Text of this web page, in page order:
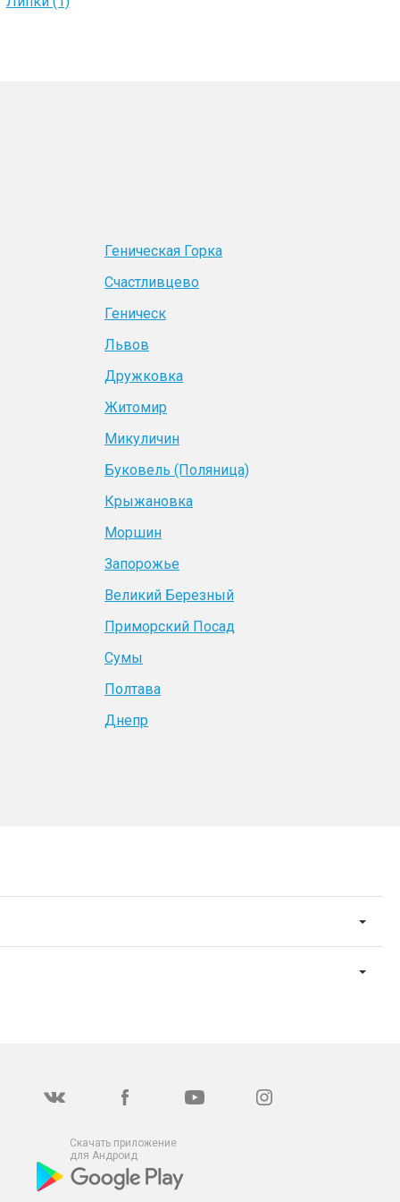
Геническая Горка
Счастливцево
Геническ
Львов
Дружковка
Житомир
Микуличин
Буковель (Поляница)
Крыжановка
Моршин
Запорожье
Великий Березный
Приморский Посад
Сумы
Полтава
Днепр
Скачать приложение
для Андроид